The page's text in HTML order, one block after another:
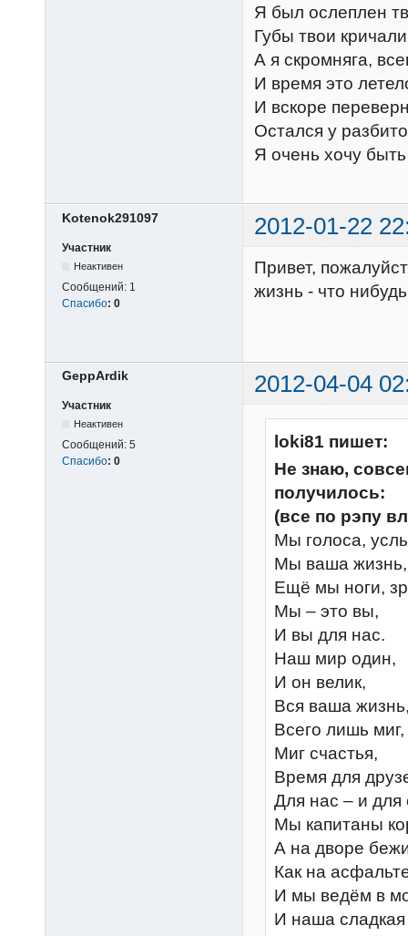
Я был ослеплен
Губы твои
А я скромняга,
И время это
И вскоре
Остался у
Я очень хочу
Kotenok291097 2012-01-22
Участник
Неактивен
Сообщений: 1
Спасибо: 0
Привет,
жизнь - что
GeppArdik 2012-04-04
Участник
Неактивен
Сообщений: 5
Спасибо: 0
loki81 пишет:
Не знаю,
получилось:
(все по рэпу
Мы голоса,
Мы ваша жизнь,
Ещё мы ноги,
Мы – это вы,
И вы для нас.
Наш мир один,
И он велик,
Вся ваша
Всего лишь миг,
Миг счастья,
Время для
Для нас – и для
Мы капитаны
А на дворе
Как на
И мы ведём в
И наша сладкая